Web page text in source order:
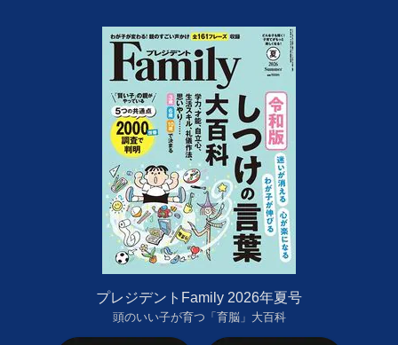
プレジデントFamily 2026年夏号
頭のいい子が育つ「育脳」大百科